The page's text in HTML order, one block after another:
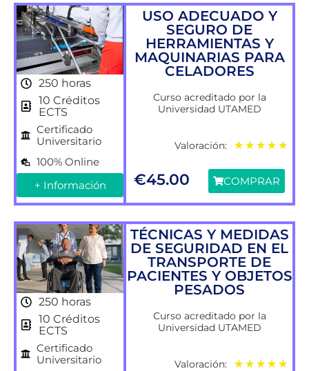
250 horas
10 Créditos
ECTS
Certificado
Universitario
100% Online
+ Información
USO ADECUADO Y
SEGURO DE
HERRAMIENTAS Y
MAQUINARIAS PARA
CELADORES
Curso acreditado por la
Universidad UTAMED
Valoración: ★ ★ ★ ★ ★
€45.00 COMPRAR
250 horas
10 Créditos
ECTS
Certificado
Universitario
TÉCNICAS Y MEDIDAS
DE SEGURIDAD EN EL
TRANSPORTE DE
PACIENTES Y OBJETOS
PESADOS
Curso acreditado por la
Universidad UTAMED
Valoración: ★ ★ ★ ★ ★